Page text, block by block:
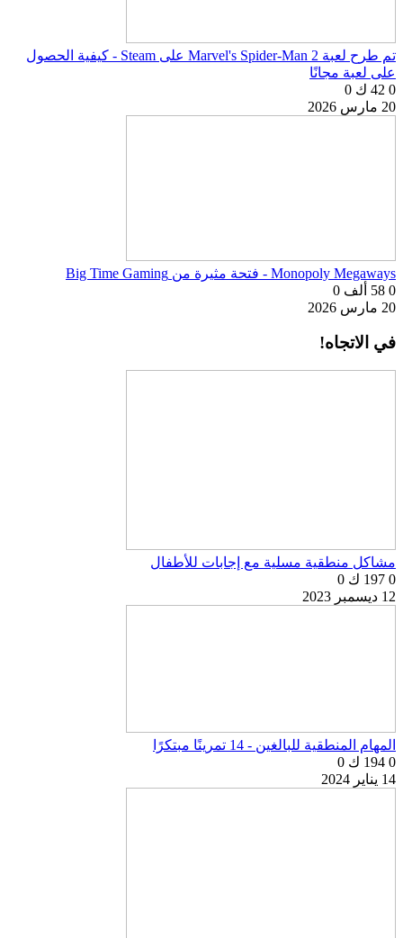
تم طرح لعبة Marvel's Spider-Man 2 على Steam - كيفية الحصول
على لعبة مجانًا
0 42 ك
0
20 مارس 2026
Monopoly Megaways - فتحة مثيرة من Big Time Gaming
0 58 ألف
0
20 مارس 2026
في الاتجاه!
مشاكل منطقية مسلية مع إجابات للأطفال
0 197 ك
0
12 ديسمبر 2023
المهام المنطقية للبالغين - 14 تمرينًا مبتكرًا
0 194 ك
0
14 يناير 2024